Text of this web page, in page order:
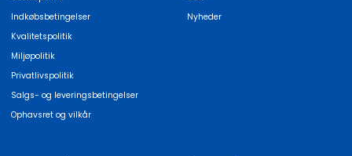
Indkøbsbetingelser
Kvalitetspolitik
Miljøpolitik
Privatlivspolitik
Salgs- og leveringsbetingelser
Ophavsret og vilkår
Nyheder